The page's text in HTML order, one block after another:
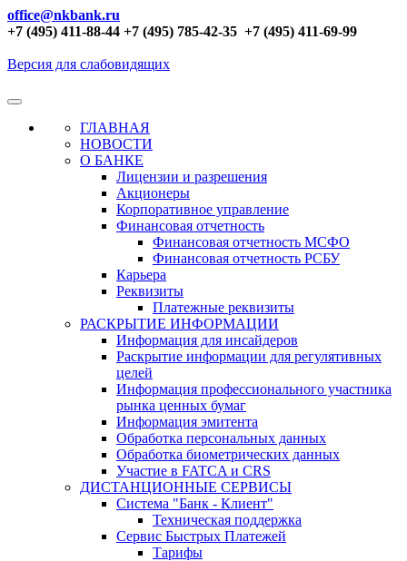
office@nkbank.ru
+7 (495) 411-88-44 +7 (495) 785-42-35 +7 (495) 411-69-99
Версия для слабовидящих
ГЛАВНАЯ
НОВОСТИ
О БАНКЕ
Лицензии и разрешения
Акционеры
Корпоративное управление
Финансовая отчетность
Финансовая отчетность МСФО
Финансовая отчетность РСБУ
Карьера
Реквизиты
Платежные реквизиты
РАСКРЫТИЕ ИНФОРМАЦИИ
Информация для инсайдеров
Раскрытие информации для регулятивных
целей
Информация профессионального участника
рынка ценных бумаг
Информация эмитента
Обработка персональных данных
Обработка биометрических данных
Участие в FATCA и CRS
ДИСТАНЦИОННЫЕ СЕРВИСЫ
Система "Банк - Клиент"
Техническая поддержка
Сервис Быстрых Платежей
Тарифы